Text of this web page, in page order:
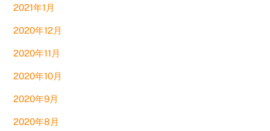
2021年1月
2020年12月
2020年11月
2020年10月
2020年9月
2020年8月